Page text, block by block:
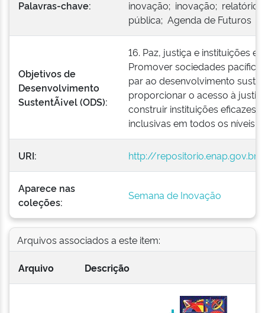
Palavras-chave:
inovação; inovação; relatório;
pública; Agenda de Futuros
Objetivos de
Desenvolvimento
SustentÃ¡vel (ODS):
16. Paz, justiça e instituições
Promover sociedades
par ao desenvolvimento
proporcionar o acesso à
construir instituições eficazes,
inclusivas em todos os níveis.
URI: http://
Aparece nas
coleções:
Semana de Inovação
Arquivos associados a este item:
Arquivo Descrição